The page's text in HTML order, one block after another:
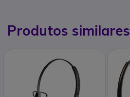
Produtos similares